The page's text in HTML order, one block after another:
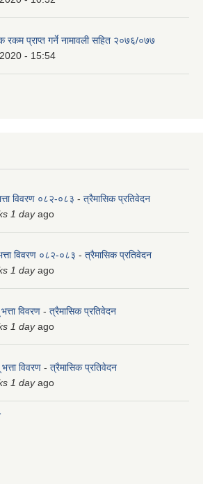
रकम प्राप्त गर्ने नामावली सहित २०७६/०७७
- 15:54
विवरण ०८२-०८३ - त्रैमासिक प्रतिवेदन
1 dayago
विवरण ०८२-०८३ - त्रैमासिक प्रतिवेदन
1 dayago
विवरण - त्रैमासिक प्रतिवेदन
1 dayago
विवरण - त्रैमासिक प्रतिवेदन
1 dayago